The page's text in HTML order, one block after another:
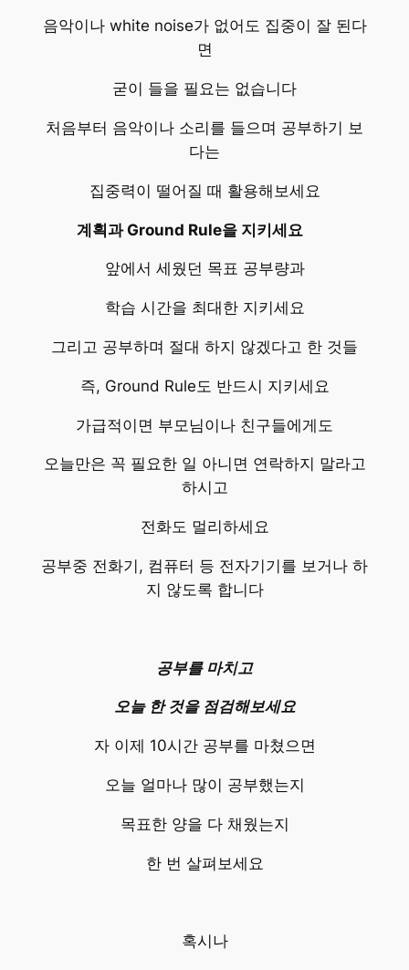
음악이나 white noise가 없어도 집중이 잘 된다
면
굳이 들을 필요는 없습니다
처음부터 음악이나 소리를 들으며 공부하기 보
다는
집중력이 떨어질 때 활용해보세요
계획과 Ground Rule을 지키세요
앞에서 세웠던 목표 공부량과
학습 시간을 최대한 지키세요
그리고 공부하며 절대 하지 않겠다고 한 것들
즉, Ground Rule도 반드시 지키세요
가급적이면 부모님이나 친구들에게도
오늘만은 꼭 필요한 일 아니면 연락하지 말라고
하시고
전화도 멀리하세요
공부중 전화기, 컴퓨터 등 전자기기를 보거나 하
지 않도록 합니다
공부를 마치고
오늘 한 것을 점검해보세요
자 이제 10시간 공부를 마쳤으면
오늘 얼마나 많이 공부했는지
목표한 양을 다 채웠는지
한 번 살펴보세요
혹시나